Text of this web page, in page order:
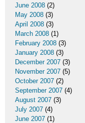
June 2008 (2)
May 2008 (3)
April 2008 (3)
March 2008 (1)
February 2008 (3)
January 2008 (3)
December 2007 (3)
November 2007 (5)
October 2007 (2)
September 2007 (4)
August 2007 (3)
July 2007 (4)
June 2007 (1)